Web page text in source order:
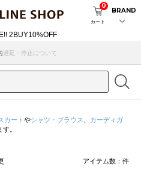
カート
0
BRAND
延・停止について
カート やシャツ・ブラウス
カーディガ
。
アイテム数： 件